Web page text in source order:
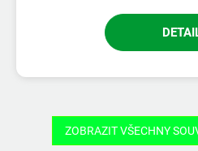
ZOBRAZIT VŠECHNY